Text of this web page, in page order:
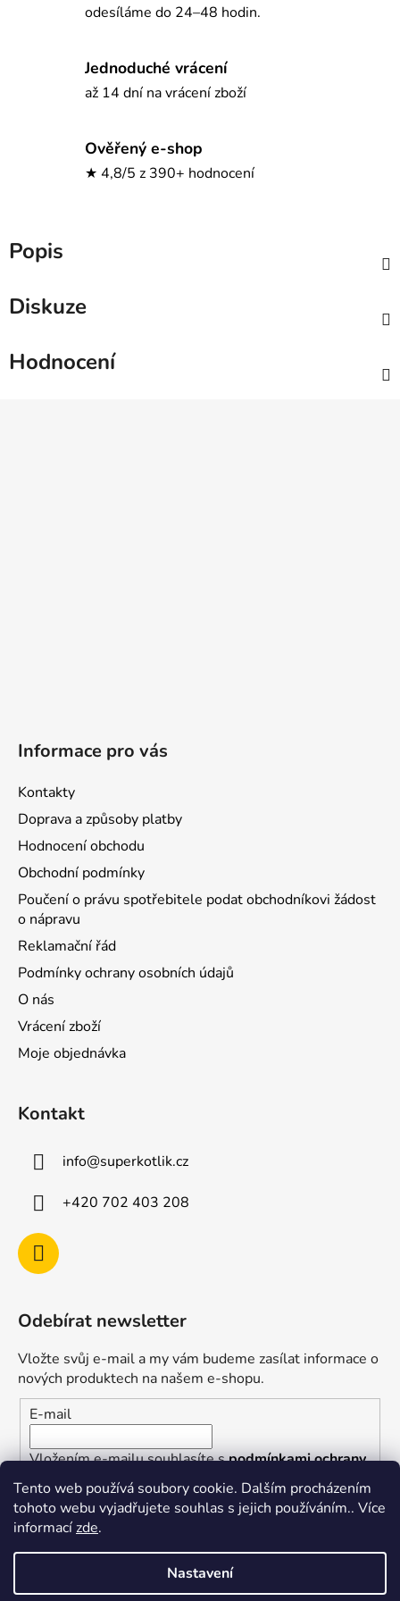
Tento web používá soubory cookie. Dalším procházením
tohoto webu vyjadřujete souhlas s jejich používáním.. Více
informacízde.
Nastavení
odesíláme do 24–48 hodin.
Jednoduché vrácení
až 14 dní na vrácení zboží
Ověřený e-shop
★ 4,8/5 z 390+ hodnocení
Popis
Diskuze
Hodnocení
Informace pro vás
Kontakty
Doprava a způsoby platby
Hodnocení obchodu
Obchodní podmínky
Poučení o právu spotřebitele podat obchodníkovi žádost
o nápravu
Reklamační řád
Podmínky ochrany osobních údajů
O nás
Vrácení zboží
Moje objednávka
Kontakt
info@superkotlik.cz
+420 702 403 208
Odebírat newsletter
Vložte svůj e-mail a my vám budeme zasílat informace o
nových produktech na našem e-shopu.
E-mail
Vložením e-mailu souhlasíte spodmínkami ochrany
osobních údajů
PŘIHLÁSIT SE